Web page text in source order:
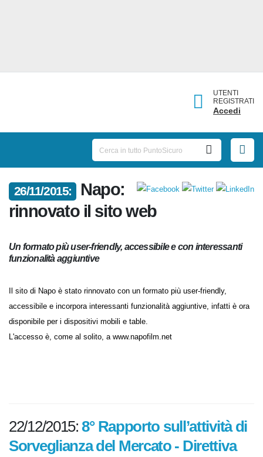
UTENTI
REGISTRATI
Accedi
26/11/2015:
Napo:
rinnovato il sito web
Un formato più user-friendly, accessibile e con interessanti
funzionalità aggiuntive
Il sito di Napo è stato rinnovato con un formato più user-friendly,
accessibile e incorpora interessanti funzionalità aggiuntive, infatti è ora
disponibile per i dispositivi mobili e table.
L'accesso è, come al solito, a www.napofilm.net
22/12/2015:8° Rapporto sull’attività
di Sorveglianza del Mercato -